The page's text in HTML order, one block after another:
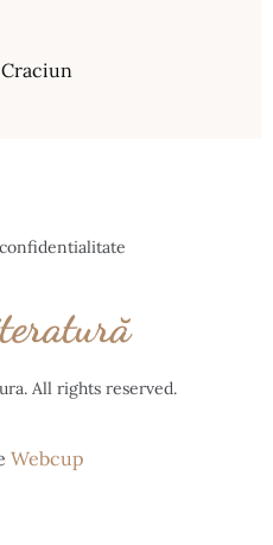
All rights reserved.
Webcup